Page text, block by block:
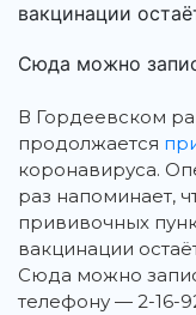
вакцинации
Сюда можно
В Гордеевском
продолжается
коронавируса.
раз напоминает,
прививочных
вакцинации
Сюда можно
телефону — 2-16-